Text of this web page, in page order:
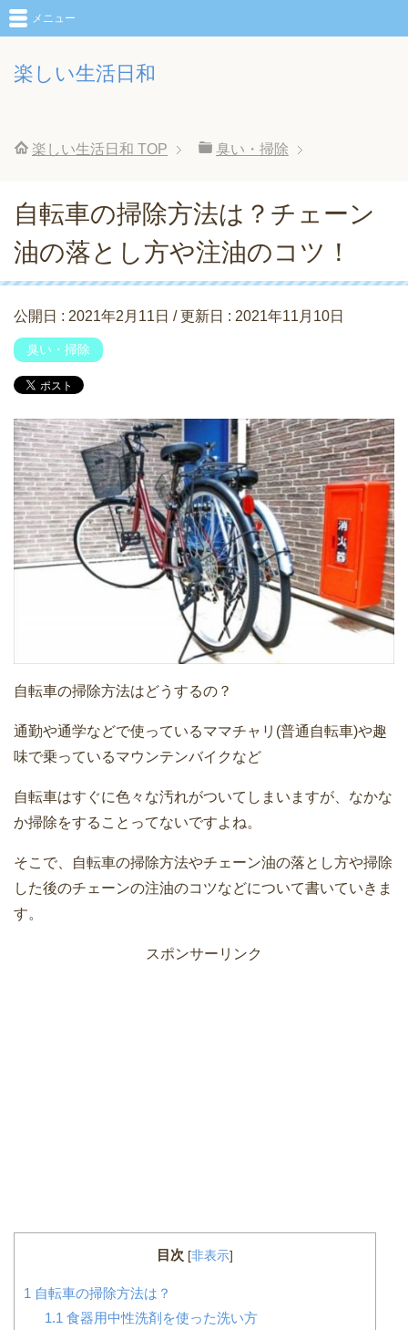
楽しい生活日和
メニュー
楽しい生活日和 TOP 臭い・掃除
自転車の掃除方法は？チェーン
油の落とし方や注油のコツ！
公開日 : 2021年2月11日 / 更新日 : 2021年11月10日
臭い・掃除
自転車の掃除方法はどうするの？
通勤や通学などで使っているママチャリ(普通自転車)や趣
味で乗っているマウンテンバイクなど
自転車はすぐに色々な汚れがついてしまいますが、なかな
か掃除をすることってないですよね。
そこで、自転車の掃除方法やチェーン油の落とし方や掃除
した後のチェーンの注油のコツなどについて書いていきま
す。
スポンサーリンク
目次 [非表示]
1 自転車の掃除方法は？
1.1 食器用中性洗剤を使った洗い方